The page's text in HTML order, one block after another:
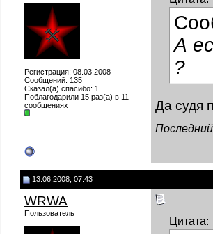
Регистрация: 08.03.2008
Сообщений: 135
Сказал(а) спасибо: 1
Поблагодарили 15 раз(а) в 11
сообщениях
А
?
Да судя
13.06.2008, 07:43
WRWA
Пользователь
Цитата: